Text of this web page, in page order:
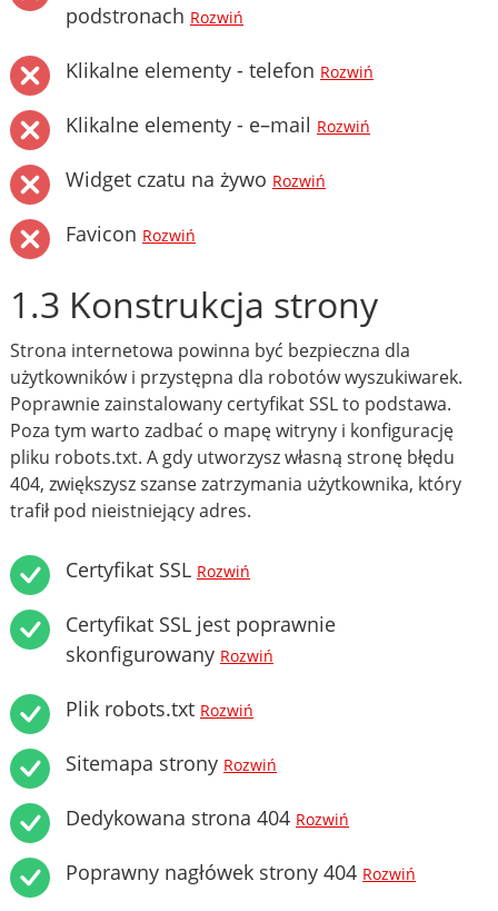
podstronach Rozwiń
Klikalne elementy - telefon Rozwiń
Klikalne elementy - e–mail Rozwiń
Widget czatu na żywo Rozwiń
Favicon Rozwiń
1.3 Konstrukcja strony
Strona internetowa powinna być bezpieczna dla
użytkowników i przystępna dla robotów wyszukiwarek.
Poprawnie zainstalowany certyfikat SSL to podstawa.
Poza tym warto zadbać o mapę witryny i konfigurację
pliku robots.txt. A gdy utworzysz własną stronę błędu
404, zwiększysz szanse zatrzymania użytkownika, który
trafił pod nieistniejący adres.
Certyfikat SSL Rozwiń
Certyfikat SSL jest poprawnie
skonfigurowany Rozwiń
Plik robots.txt Rozwiń
Sitemapa strony Rozwiń
Dedykowana strona 404 Rozwiń
Poprawny nagłówek strony 404 Rozwiń